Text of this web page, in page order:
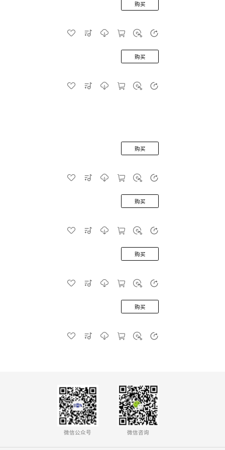
购买
购买
购买
购买
购买
购买
微信公众号 微信咨询